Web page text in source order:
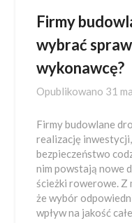
Firmy
wybrać
wykonawcę?
Opublikowano 31
Firmy budowlane
realizację
bezpieczeństwo
nim powstają nowe
ścieżki rowerowe. Z
że wybór
wpływ na jakość